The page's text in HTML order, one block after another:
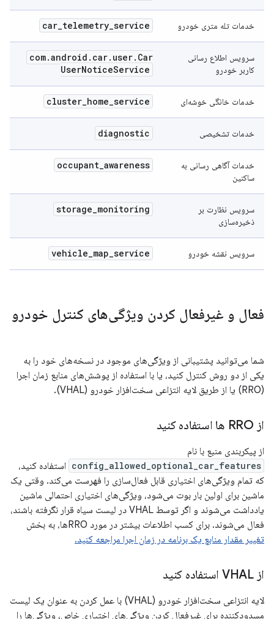
خدمات تله متری خودرو car_telemetry_service
سرویس اطلاع رسانی
کاربر خودرو
com.android . car. user. Car
UserNoticeService
خدمات خانگی خوشه‌ای cluster_home_service
خدمات تشخیصی diagnostic
خدمات آگاهی رسانی به
ساکنین
occupant_awareness
سرویس نظارت بر
ذخیره‌سازی
storage_monitoring
سرویس نقشه خودرو vehicle_map_service
فعال و غیرفعال کردن ویژگی‌های کنترل خودرو
شما می‌توانید پشتیبانی از ویژگی‌های موجود در نسخه‌های خود را به
یکی از دو روش کنترل کنید، یا با استفاده از پوشش‌های منابع زمان اجرا
(RRO) یا از طریق لایه انتزاعی سخت‌افزار خودرو (VHAL).
از RRO ها استفاده کنید
از پیکربندی منبع با نام
config_allowed_optional_car_features استفاده کنید،
که تمام ویژگی‌های اختیاری قابل فعال‌سازی را فهرست می‌کند. وقتی یک
ماشین برای اولین بار بوت می‌شود، ویژگی‌های اختیاری احتمالی ماشین
یادداشت می‌شوند و اگر توسط VHAL در لیست سیاه قرار نگرفته باشند،
فعال می‌شوند. برای کسب اطلاعات بیشتر در مورد RROها، به بخش
تغییر مقدار منابع یک برنامه در زمان اجرا مراجعه کنید.
از VHAL استفاده کنید
لایه انتزاعی سخت‌افزار خودرو (VHAL) با عمل کردن به عنوان یک لیست
مسدودکننده برای غیرفعال کردن ویژگی‌های اختیاری خاص، ویژگی‌ها را